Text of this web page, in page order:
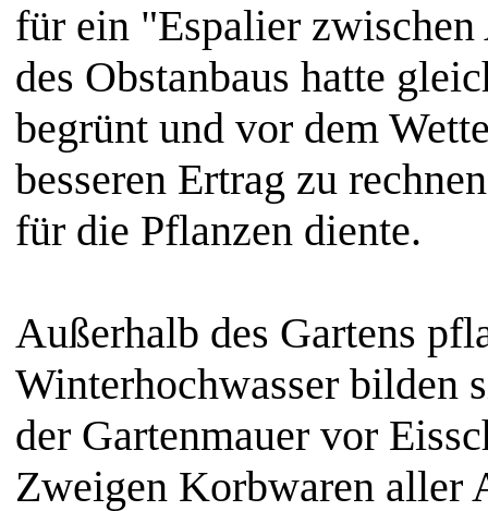
für ein "Espalier
des Obstanbaus hatte
begrünt und vor dem
besseren Ertrag zu
für die Pflanzen diente.
Außerhalb des Gartens
Winterhochwasser bilden
der Gartenmauer vor
Zweigen Korbwaren aller